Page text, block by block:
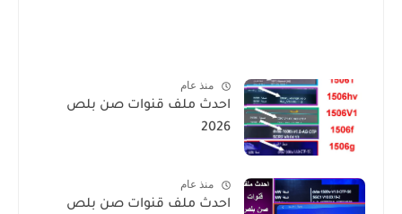
منذ عام
احدث ملف قنوات صن بلص
2026
منذ عام
احدث ملف قنوات صن بلص